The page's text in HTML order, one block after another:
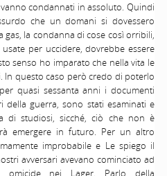
condannati in assoluto. Quindi
che un domani si dovessero
gas, la condanna di cose così orribili,
per uccidere, dovrebbe essere
senso ho imparato che nella vita le
questo caso però credo di poterlo
quasi sessanta anni i documenti
della guerra, sono stati esaminati e
di studiosi, sicché, ciò che non è
emergere in futuro. Per un altro
improbabile e Le spiego il
avversari avevano cominciato ad
omicide nei Lager. Parlo della